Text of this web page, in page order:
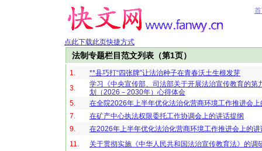
点此下载此页快捷方式
法制专题栏目范文列表（第1页）
1.
**县巧打“四张牌”让法治种子在青春沃土生根发芽
3.
学习《中央宣传部、司法部关于开展法治宣传教育的第
划（2026－2030年）心得体会
5.
在全院2026年上半年优化法治化营商环境工作推进会上
7.
在矿产中心执法权限委托工作协调会上的讲话提纲
9.
在2026年上半年优化法治化营商环境工作推进会上的讲
11.
关于贯彻实施《中华人民共和国法治宣传教育法》的调